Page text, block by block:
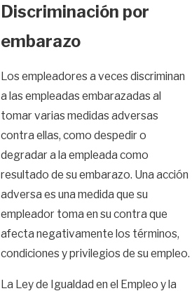
Discriminación por
embarazo
Los empleadores a veces discriminan
a las empleadas embarazadas al
tomar varias medidas adversas
contra ellas, como despedir o
degradar a la empleada como
resultado de su embarazo. Una acción
adversa es una medida que su
empleador toma en su contra que
afecta negativamente los términos,
condiciones y privilegios de su empleo.
La Ley de Igualdad en el Empleo y la